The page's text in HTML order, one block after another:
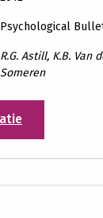
Psychological
R.G. Astill, K.B. Van
Someren